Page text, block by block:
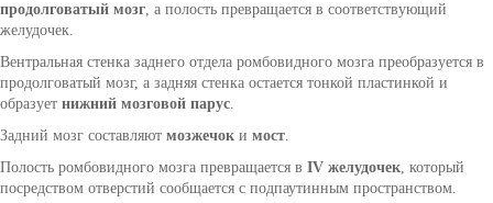
продолговатый мозг, а полость превращается в соответствующий
желудочек.
Вентральная стенка заднего отдела ромбовидного мозга преобразуется в
продолговатый мозг, а задняя стенка остается тонкой пластинкой и
образует нижний мозговой парус.
Задний мозг составляют мозжечок и мост.
Полость ромбовидного мозга превращается в IV желудочек, который
посредством отверстий сообщается с подпаутинным пространством.